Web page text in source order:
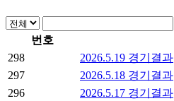
번호
298
2026.5.19 경기결과
297
2026.5.18 경기결과
296
2026.5.17 경기결과